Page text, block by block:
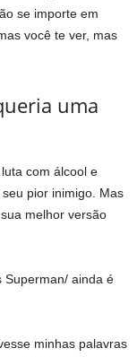
se importe em
você te ver, mas
uma
com álcool e
pior inimigo. Mas
melhor versão
Superman/ ainda é
minhas palavras